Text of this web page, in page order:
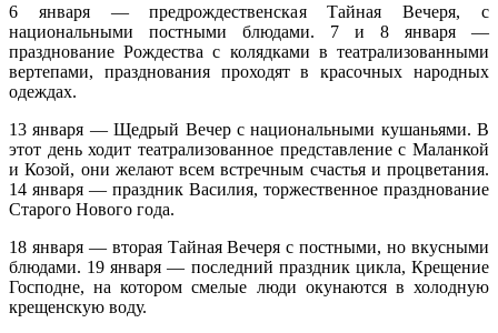
6 января — предрождественская Тайная Вечеря, с
национальными постными блюдами. 7 и 8 января —
празднование Рождества с колядками в театрализованными
вертепами, празднования проходят в красочных народных
одеждах.
13 января — Щедрый Вечер с национальными кушаньями. В
этот день ходит театрализованное представление с Маланкой
и Козой, они желают всем встречным счастья и процветания.
14 января — праздник Василия, торжественное празднование
Старого Нового года.
18 января — вторая Тайная Вечеря с постными, но вкусными
блюдами. 19 января — последний праздник цикла, Крещение
Господне, на котором смелые люди окунаются в холодную
крещенскую воду.